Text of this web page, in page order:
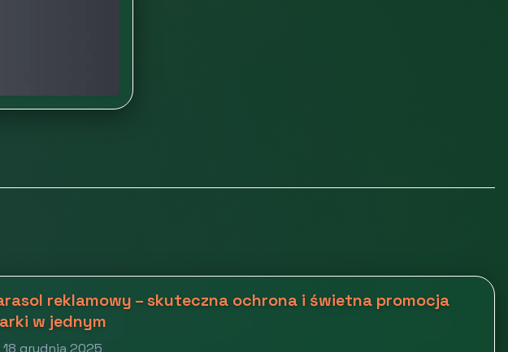
reklamowy – skuteczna ochrona i świetna promocja
w jednym
18 grudnia 2025